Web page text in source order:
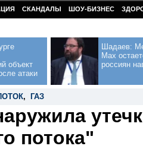
СКАНДАЛЫ ШОУ-БИЗНЕС
объект
атаки
Шадаев:
Max
россиян
, ГАЗ
потока"